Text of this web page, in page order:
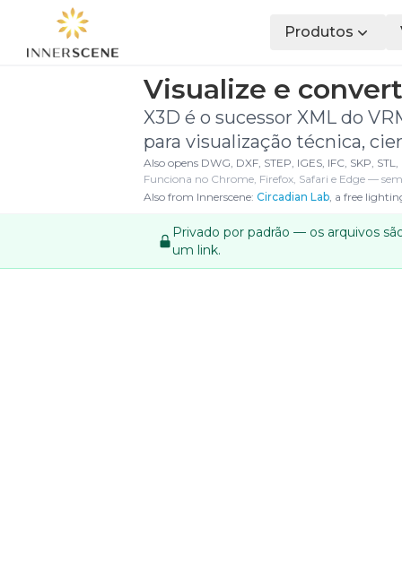
Produtos
Visualize e
X3D é o sucessor XML do
para visualização técnica,
Also opens DWG, DXF, STEP, IGES, IFC, SKP,
Funciona no Chrome, Firefox, Safari e Edge —
Also from Innerscene: Circadian Lab, a free
Privado por padrão — os arquivos
um link.